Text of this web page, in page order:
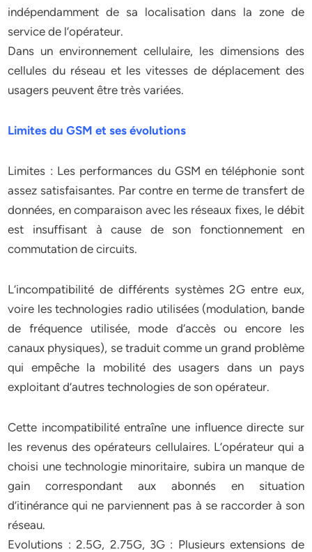
indépendamment de sa localisation dans la zone de
service de l’opérateur.
Dans un environnement cellulaire, les dimensions des
cellules du réseau et les vitesses de déplacement des
usagers peuvent être très variées.
Limites du GSM et ses évolutions
Limites : Les performances du GSM en téléphonie sont
assez satisfaisantes. Par contre en terme de transfert de
données, en comparaison avec les réseaux fixes, le débit
est insuffisant à cause de son fonctionnement en
commutation de circuits.
L’incompatibilité de différents systèmes 2G entre eux,
voire les technologies radio utilisées (modulation, bande
de fréquence utilisée, mode d’accès ou encore les
canaux physiques), se traduit comme un grand problème
qui empêche la mobilité des usagers dans un pays
exploitant d’autres technologies de son opérateur.
Cette incompatibilité entraîne une influence directe sur
les revenus des opérateurs cellulaires. L’opérateur qui a
choisi une technologie minoritaire, subira un manque de
gain correspondant aux abonnés en situation
d’itinérance qui ne parviennent pas à se raccorder à son
réseau.
Evolutions : 2.5G, 2.75G, 3G : Plusieurs extensions de